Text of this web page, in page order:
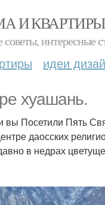
И КВАРТИРЫ
интересные
идеи
хуашань.
вы Посетили Пять
даосских
в недрах